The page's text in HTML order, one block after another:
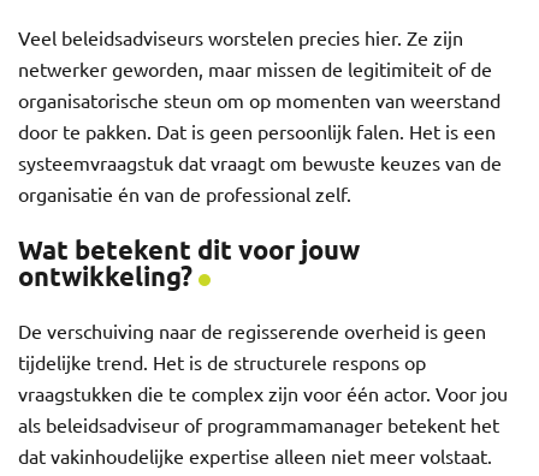
Veel beleidsadviseurs worstelen precies hier. Ze zijn
netwerker geworden, maar missen de legitimiteit of de
organisatorische steun om op momenten van weerstand
door te pakken. Dat is geen persoonlijk falen. Het is een
systeemvraagstuk dat vraagt om bewuste keuzes van de
organisatie én van de professional zelf.
Wat betekent dit voor jouw
ontwikkeling?
De verschuiving naar de regisserende overheid is geen
tijdelijke trend. Het is de structurele respons op
vraagstukken die te complex zijn voor één actor. Voor jou
als beleidsadviseur of programmamanager betekent het
dat vakinhoudelijke expertise alleen niet meer volstaat.